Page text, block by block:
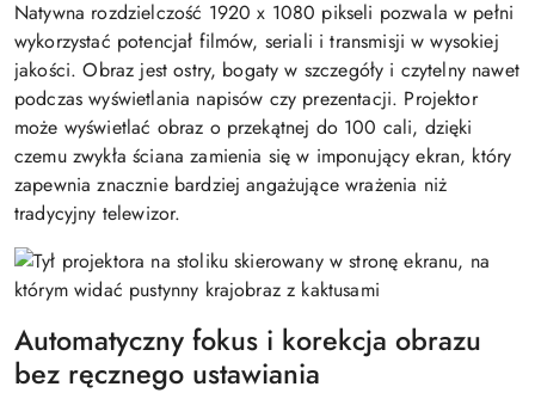
Natywna rozdzielczość 1920 x 1080 pikseli pozwala w pełni
wykorzystać potencjał filmów, seriali i transmisji w wysokiej
jakości. Obraz jest ostry, bogaty w szczegóły i czytelny nawet
podczas wyświetlania napisów czy prezentacji. Projektor
może wyświetlać obraz o przekątnej do 100 cali, dzięki
czemu zwykła ściana zamienia się w imponujący ekran, który
zapewnia znacznie bardziej angażujące wrażenia niż
tradycyjny telewizor.
Automatyczny fokus i korekcja obrazu
bez ręcznego ustawiania